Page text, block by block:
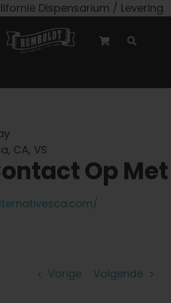
Dispensarium / Levering
CA, VS
Op Met
Vorige Volgende